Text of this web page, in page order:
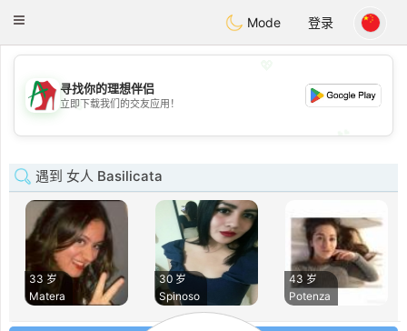
AmamiOra
Toggle
Mode 登录
💖
💕
寻找你的理想伴侣
立即下载我们的交友应用！
遇到 女人 Basilicata
33 岁
Matera
30 岁
Spinoso
43 岁
Potenza